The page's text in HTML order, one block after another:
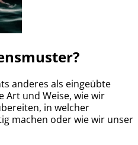
anderes als eingeübte
Art und Weise, wie wir
in welcher
machen oder wie wir unser